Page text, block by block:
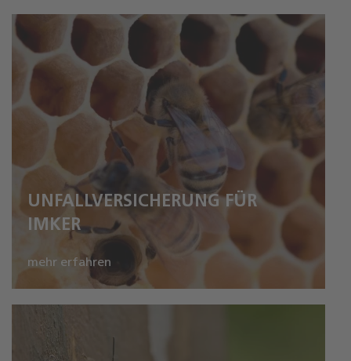
UNFALLVERSICHERUNG FÜR
IMKER
mehr erfahren